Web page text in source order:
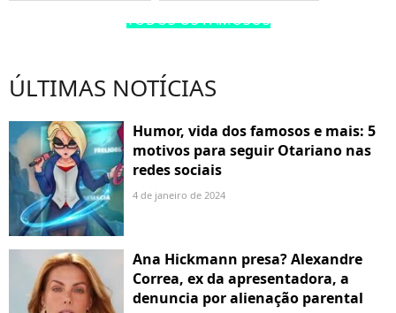
TODOS OS FAMOSOS
ÚLTIMAS NOTÍCIAS
Humor, vida dos famosos e mais: 5
motivos para seguir Otariano nas
redes sociais
4 de janeiro de 2024
Ana Hickmann presa? Alexandre
Correa, ex da apresentadora, a
denuncia por alienação parental